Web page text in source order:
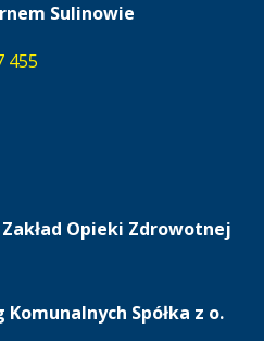
Sulinowie
455
Opieki Zdrowotnej
Spółka z o.